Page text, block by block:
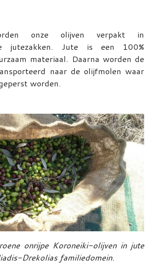
onze olijven verpakt in
jutezakken. Jute is een 100%
materiaal. Daarna worden de
naar de olijfmolen waar
worden.
onrijpe Koroneiki-olijven in jute
Drekolias familiedomein.